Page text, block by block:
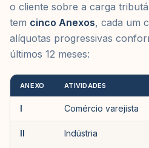
o cliente sobre a carga
tem cinco Anexos, cada um
alíquotas progressivas
últimos 12 meses:
ANEXO ATIVIDADES
I Comércio varejista
II Indústria